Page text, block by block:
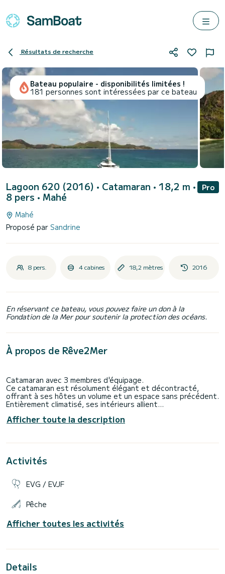
Résultats de recherche
Bateau populaire - disponibilités limitées !
181 personnes sont intéressées par ce bateau
Lagoon 620 (2016) • Catamaran • 18,2 m •
8 pers • Mahé
Pro
Mahé
Proposé par Sandrine
8 pers. 4 cabines 18,2 mètres 2016
En réservant ce bateau, vous pouvez faire un don à la
Fondation de la Mer pour soutenir la protection des océans.
À propos de Rêve2Mer
Catamaran avec 3 membres d'équipage.
Ce catamaran est résolument élégant et décontracté,
offrant à ses hôtes un volume et un espace sans précédent.
Entièrement climatisé, ses intérieurs allient
Vous apprécierez son cockpit et ses aménagements de
La promesse d’une croisière inoubliable.
Il peut naviguer aux Amirantes et à Aldabra, selon les
Afficher toute la description
Activités
EVG / EVJF
Pêche
Afficher toutes les activités
Details